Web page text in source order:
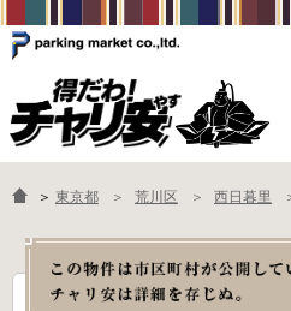
物件一覧
よくあるご質問
＞ 東京都 荒川区 西日暮里